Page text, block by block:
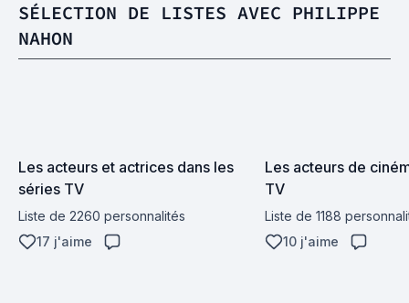
SÉLECTION DE LISTES AVEC PHILIPPE
NAHON
Les acteurs et actrices dans les
séries TV
Liste de 2260 personnalités
17 j'aime
Les acteurs de
TV
Liste de 1188
10 j'aime